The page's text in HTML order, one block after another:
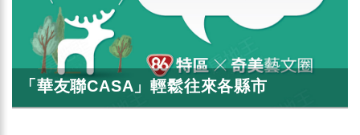
「華友聯CASA」輕鬆往來各縣市